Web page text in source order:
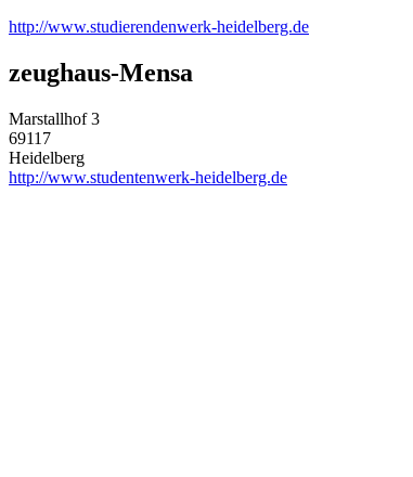
http://www.studierendenwerk-heidelberg.de
zeughaus-Mensa
Marstallhof 3
69117
Heidelberg
http://www.studentenwerk-heidelberg.de